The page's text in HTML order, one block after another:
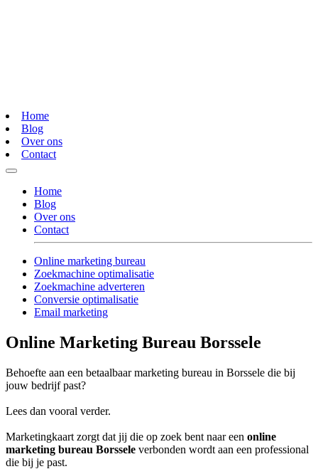
Home
Blog
Over ons
Contact
Home
Blog
Over ons
Contact
Online marketing bureau
Zoekmachine optimalisatie
Zoekmachine adverteren
Conversie optimalisatie
Email marketing
Online Marketing Bureau Borssele
Behoefte aan een betaalbaar marketing bureau in Borssele die bij
jouw bedrijf past?
Lees dan vooral verder.
Marketingkaart zorgt dat jij die op zoek bent naar een online
marketing bureau Borssele verbonden wordt aan een professional
die bij je past.